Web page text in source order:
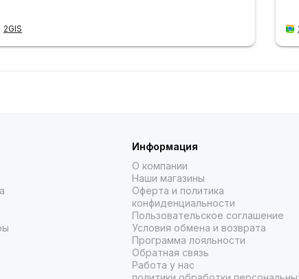
2GIS
Информация
О компании
Наши магазины
Оферта и политика
конфиденциальности
Пользовательское соглашение
Условия обмена и возврата
Программа лояльности
Обратная связь
Работа у нас